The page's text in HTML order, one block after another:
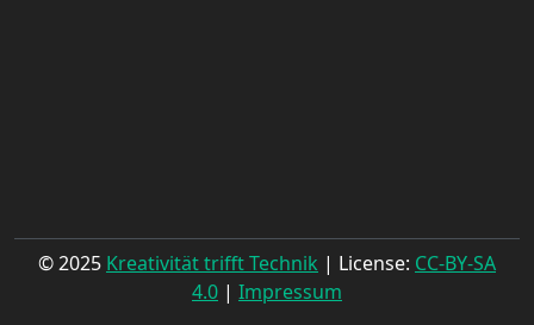
© 2025 Kreativität trifft Technik | License: CC-BY-SA
4.0 | Impressum